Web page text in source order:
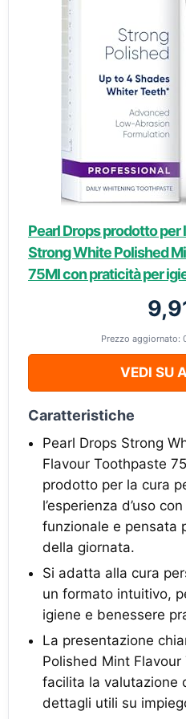
Pearl Drops prodotto per
Strong White Polished
75Ml con praticità per
Prezzo aggiornato:
VEDI SU
Caratteristiche
Pearl Drops Strong
Flavour Toothpaste
prodotto per la cura
l’esperienza d’uso
funzionale e pensata
della giornata.
Si adatta alla cura
un formato intuitivo,
igiene e benessere
La presentazione
Polished Mint
facilita la valutazione
dettagli utili su